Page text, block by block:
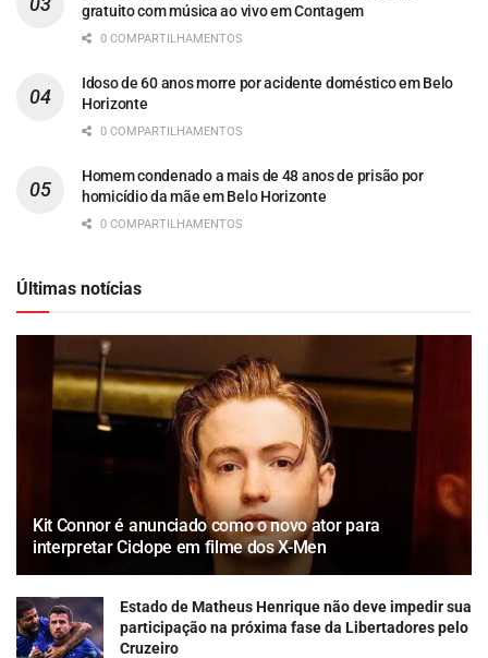
gratuito com música ao vivo em Contagem
0 COMPARTILHAMENTOS
Idoso de 60 anos morre por acidente doméstico em Belo
Horizonte
0 COMPARTILHAMENTOS
Homem condenado a mais de 48 anos de prisão por
homicídio da mãe em Belo Horizonte
0 COMPARTILHAMENTOS
Últimas notícias
Kit Connor é anunciado como o novo ator para
interpretar Ciclope em filme dos X-Men
Estado de Matheus Henrique não deve impedir sua
participação na próxima fase da Libertadores pelo
Cruzeiro